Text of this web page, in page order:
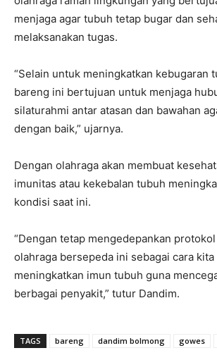
menjaga agar tubuh tetap bugar dan
melaksanakan tugas.
“Selain untuk meningkatkan kebugaran
bareng ini bertujuan untuk menjaga
silaturahmi antar atasan dan bawahan
dengan baik,” ujarnya.
Dengan olahraga akan membuat
imunitas atau kekebalan tubuh
kondisi saat ini.
“Dengan tetap mengedepankan
olahraga bersepeda ini sebagai cara
meningkatkan imun tubuh guna
berbagai penyakit,” tutur Dandim.
TAGS bareng dandim bolmong gowes